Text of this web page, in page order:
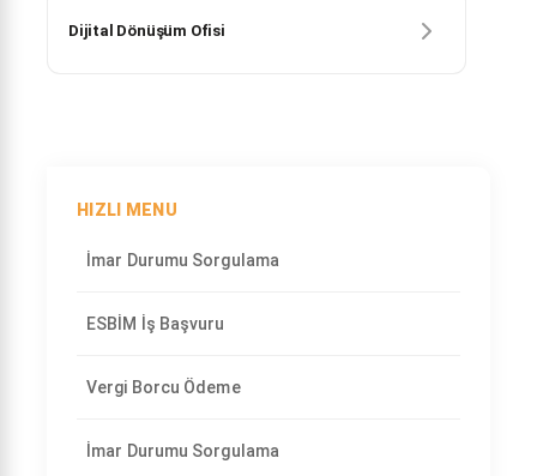
Dijital Dönüşüm Ofisi
HIZLI MENU
İmar Durumu Sorgulama
ESBİM İş Başvuru
Vergi Borcu Ödeme
İmar Durumu Sorgulama